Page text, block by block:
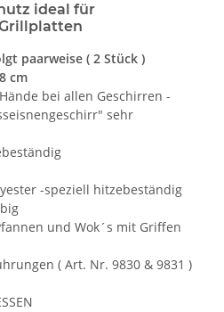
ideal für
paarweise ( 2 Stück )
cm
bei allen Geschirren -
sehr
-speziell hitzebeständig
und Wok´s mit Griffen
( Art. Nr. 9830 & 9831 )